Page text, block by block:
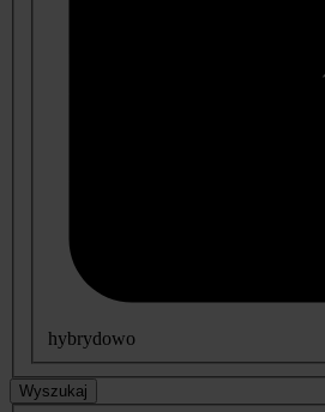
hybrydowo
Wyszukaj